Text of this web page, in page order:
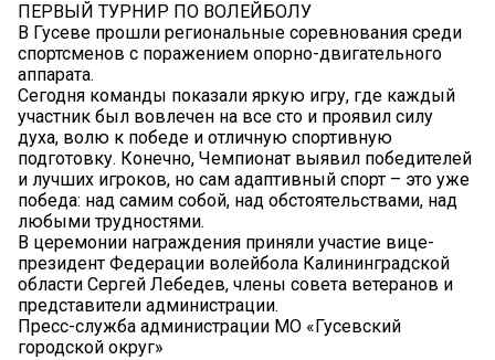
ПЕРВЫЙ ТУРНИР ПО ВОЛЕЙБОЛУ
В Гусеве прошли региональные соревнования среди
спортсменов с поражением опорно-двигательного
аппарата.
Сегодня команды показали яркую игру, где каждый
участник был вовлечен на все сто и проявил силу
духа, волю к победе и отличную спортивную
подготовку. Конечно, Чемпионат выявил победителей
и лучших игроков, но сам адаптивный спорт – это уже
победа: над самим собой, над обстоятельствами, над
любыми трудностями.
В церемонии награждения приняли участие вице-
президент Федерации волейбола Калининградской
области Сергей Лебедев, члены совета ветеранов и
представители администрации.
Пресс-служба администрации МО «Гусевский
городской округ»